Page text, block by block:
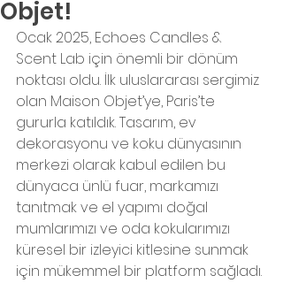
Objet!
Ocak 2025, Echoes Candles &
Scent Lab için önemli bir dönüm
noktası oldu. İlk uluslararası sergimiz
olan Maison Objet’ye, Paris’te
gururla katıldık. Tasarım, ev
dekorasyonu ve koku dünyasının
merkezi olarak kabul edilen bu
dünyaca ünlü fuar, markamızı
tanıtmak ve el yapımı doğal
mumlarımızı ve oda kokularımızı
küresel bir izleyici kitlesine sunmak
için mükemmel bir platform sağladı.